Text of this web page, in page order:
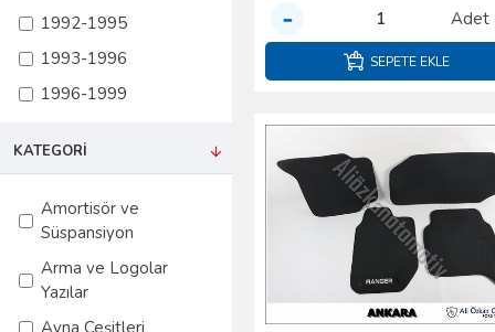
MANN
MKS
ORJİNAL
RAPRO
1992-1995
1993-1996
1996-1999
1999-2001
1999-2008
2001-2005
KATEGORI
Amortisör ve
Süspansiyon
Arma ve Logolar
Yazılar
Ayna Çeşitleri
2014
Mustang 2017 -
Ranger
Transit Custom
Transit V12 T15
Transit V184
Adet
SEPETE EKLE